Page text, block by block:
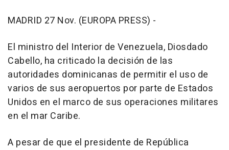
MADRID 27 Nov. (EUROPA PRESS) -
El ministro del Interior de Venezuela, Diosdado
Cabello, ha criticado la decisión de las
autoridades dominicanas de permitir el uso de
varios de sus aeropuertos por parte de Estados
Unidos en el marco de sus operaciones militares
en el mar Caribe.
A pesar de que el presidente de República